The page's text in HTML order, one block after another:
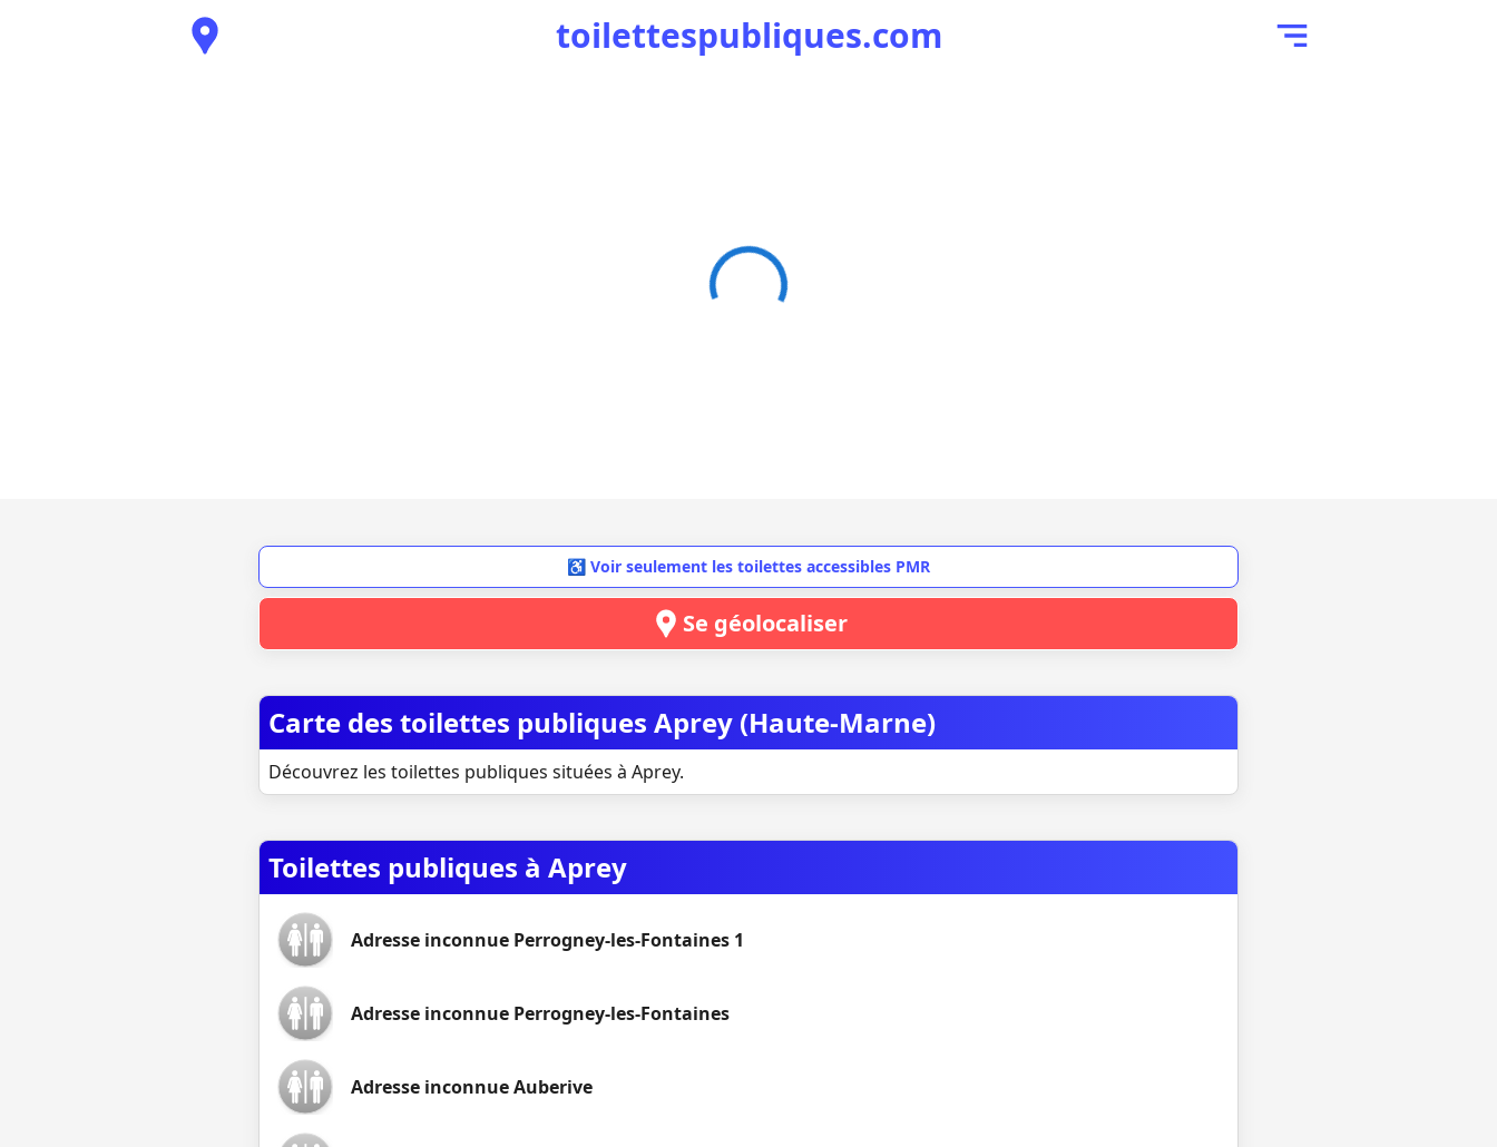
toilettespubliques.com
♿ Voir seulement les toilettes accessibles PMR
Se géolocaliser
Carte des toilettes publiques Aprey (Haute-Marne)
Découvrez les toilettes publiques situées à Aprey.
Toilettes publiques à Aprey
Adresse inconnue Perrogney-les-Fontaines 1
Adresse inconnue Perrogney-les-Fontaines
Adresse inconnue Auberive